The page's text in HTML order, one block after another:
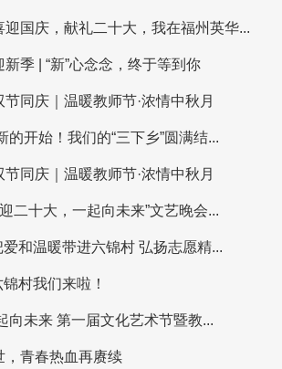
迎国庆，献礼二十大，我在福州英华...
季 | “新”心念念，终于等到你
同庆｜温暖教师节·浓情中秋月
的开始！我们的“三下乡”圆满结...
同庆｜温暖教师节·浓情中秋月
二十大，一起向未来”文艺晚会...
和温暖带进六锦村 弘扬志愿精...
村我们来啦！
向未来 第一届文化艺术节暨教...
，青春热血再赓续